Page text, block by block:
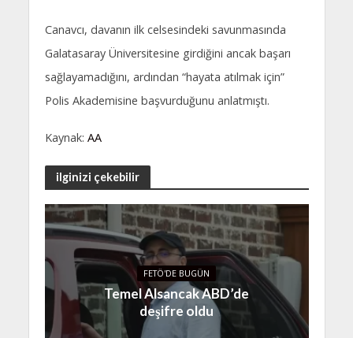
Canavcı, davanın ilk celsesindeki savunmasında
Galatasaray Üniversitesine girdiğini ancak başarı
sağlayamadığını, ardından “hayata atılmak için”
Polis Akademisine başvurduğunu anlatmıştı.
Kaynak: AA
ilginizi çekebilir
FETÖ'DE BUGÜN
Temel Alsancak ABD’de
deşifre oldu